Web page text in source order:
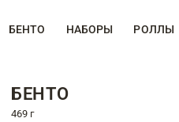
БЕНТО НАБОРЫ РОЛЛЫ
БЕНТО
469 г